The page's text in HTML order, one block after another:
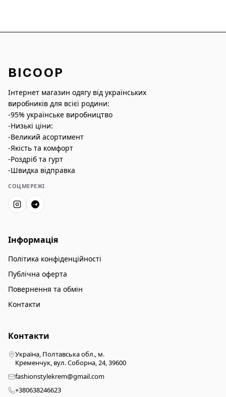
BICOOP
Інтернет магазин одягу від українських
виробників для всієї родини:
-95% українське виробництво
-Низькі ціни:
-Великий асортимент
-Якість та комфорт
-Роздріб та гурт
-Швидка відправка
СОЦМЕРЕЖІ
Інформація
Політика конфіденційності
Публічна оферта
Повернення та обмін
Контакти
Контакти
Україна, Полтавська обл., м.
Кременчук, вул. Соборна, 24, 39600
fashionstylekrem@gmail.com
+380638246623